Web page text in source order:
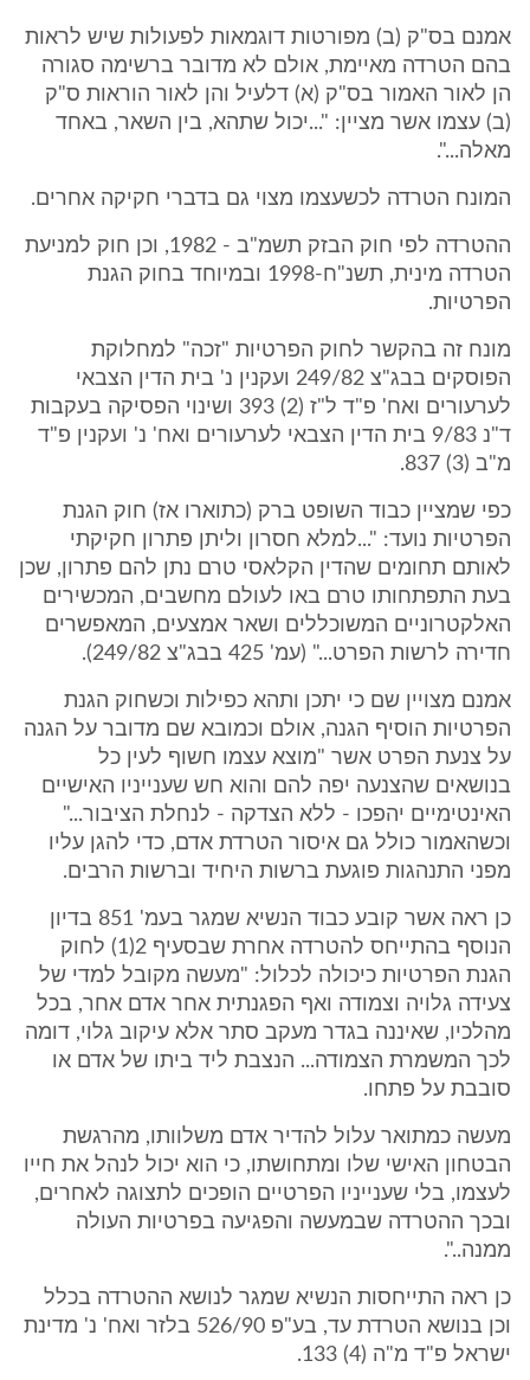
אמנם בס"ק (ב) מפורטות דוגמאות לפעולות שיש לראות
בהם הטרדה מאיימת, אולם לא מדובר ברשימה סגורה
הן לאור האמור בס"ק (א) דלעיל והן לאור הוראות ס"ק
(ב) עצמו אשר מציין: "...יכול שתהא, בין השאר, באחד
מאלה...".
המונח הטרדה לכשעצמו מצוי גם בדברי חקיקה אחרים.
ההטרדה לפי חוק הבזק תשמ"ב - 1982, וכן חוק למניעת
הטרדה מינית, תשנ"ח-1998 ובמיוחד בחוק הגנת
הפרטיות.
מונח זה בהקשר לחוק הפרטיות "זכה" למחלוקת
הפוסקים בבג"צ 249/82 ועקנין נ' בית הדין הצבאי
לערעורים ואח' פ"ד ל"ז (2) 393 ושינוי הפסיקה בעקבות
ד"נ 9/83 בית הדין הצבאי לערעורים ואח' נ' ועקנין פ"ד
מ"ב (3) 837.
כפי שמציין כבוד השופט ברק (כתוארו אז) חוק הגנת
הפרטיות נועד: "...למלא חסרון וליתן פתרון חקיקתי
לאותם תחומים שהדין הקלאסי טרם נתן להם פתרון, שכן
בעת התפתחותו טרם באו לעולם מחשבים, המכשירים
האלקטרוניים המשוכללים ושאר אמצעים, המאפשרים
חדירה לרשות הפרט..." (עמ' 425 בבג"צ 249/82).
אמנם מצויין שם כי יתכן ותהא כפילות וכשחוק הגנת
הפרטיות הוסיף הגנה, אולם וכמובא שם מדובר על הגנה
על צנעת הפרט אשר "מוצא עצמו חשוף לעין כל
בנושאים שהצנעה יפה להם והוא חש שענייניו האישיים
האינטימיים יהפכו - ללא הצדקה - לנחלת הציבור..."
וכשהאמור כולל גם איסור הטרדת אדם, כדי להגן עליו
מפני התנהגות פוגעת ברשות היחיד וברשות הרבים.
כן ראה אשר קובע כבוד הנשיא שמגר בעמ' 851 בדיון
הנוסף בהתייחס להטרדה אחרת שבסעיף 2(1) לחוק
הגנת הפרטיות כיכולה לכלול: "מעשה מקובל למדי של
צעידה גלויה וצמודה ואף הפגנתית אחר אדם אחר, בכל
מהלכיו, שאיננה בגדר מעקב סתר אלא עיקוב גלוי, דומה
לכך המשמרת הצמודה... הנצבת ליד ביתו של אדם או
סובבת על פתחו.
מעשה כמתואר עלול להדיר אדם משלוותו, מהרגשת
הבטחון האישי שלו ומתחושתו, כי הוא יכול לנהל את חייו
לעצמו, בלי שענייניו הפרטיים הופכים לתצוגה לאחרים,
ובכך ההטרדה שבמעשה והפגיעה בפרטיות העולה
ממנה..".
כן ראה התייחסות הנשיא שמגר לנושא ההטרדה בכלל
וכן בנושא הטרדת עד, בע"פ 526/90 בלזר ואח' נ' מדינת
ישראל פ"ד מ"ה (4) 133.